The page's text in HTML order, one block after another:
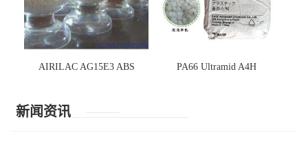
AIRILAC AG15E3 ABS PA66 Ultramid A4H
新闻资讯